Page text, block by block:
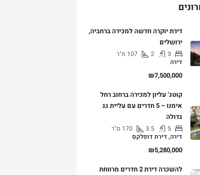
דירת יוקרה חדשה למכירה ברחביה,
ירושלים
3
2
107 מ"ר
דירה
₪7,500,000
קוטג’ עליון למכירה ברחוב רחל
אימנו – 5 חדרים עם עליית גג
גדולה
5
3.5
170 מ"ר
דירה, דירת דופלקס
₪5,280,000
להשכרה דירת 2 חדרים מרווחת